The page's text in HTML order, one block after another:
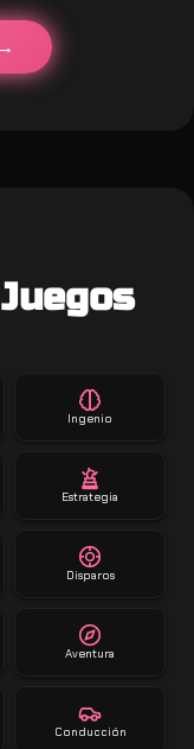
Ingenio
Estrategia
Disparos
Aventura
Conducción